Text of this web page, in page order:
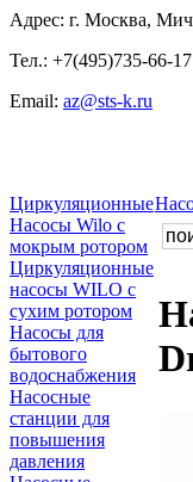
Адрес: г. Москва,
Тел.: +7(495)735-66-17
Email: az@sts-k.ru
Циркуляционные
Насосы Wilo с
мокрым ротором
Циркуляционные
насосы WILO с
сухим ротором
Насосы для
бытового
водоснабжения
Насосные
станции для
повышения
давления